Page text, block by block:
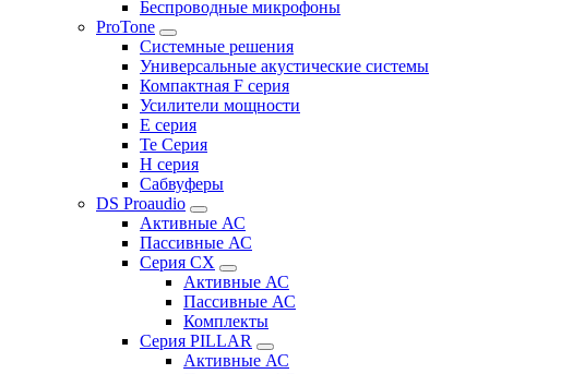
Беспроводные микрофоны
ProTone
Системные решения
Универсальные акустические системы
Компактная F серия
Усилители мощности
E серия
Te Серия
H серия
Сабвуферы
DS Proaudio
Активные АС
Пассивные АС
Серия CX
Активные АС
Пассивные АС
Комплекты
Серия PILLAR
Активные АС